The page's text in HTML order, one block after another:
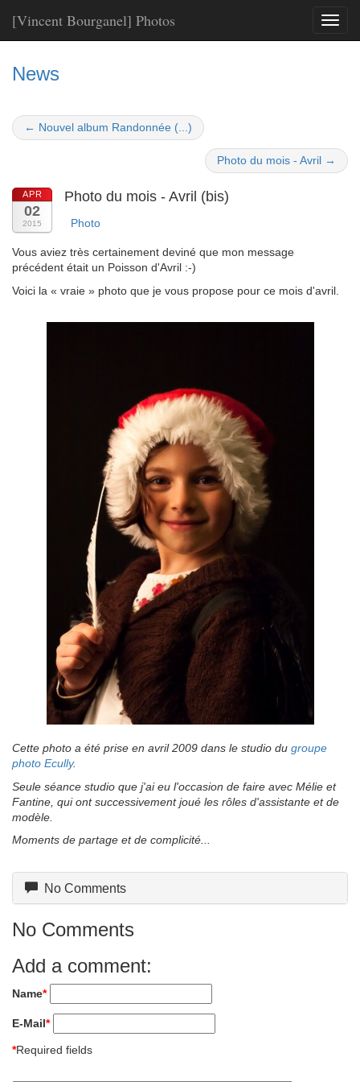
Toggle
[Vincent Bourganel] Photos
News
← Nouvel album Randonnée (...)
Photo du mois - Avril →
APR
02
2015
Photo du mois - Avril (bis)
Photo
Vous aviez très certainement deviné que mon message
précédent était un Poisson d'Avril :-)
Voici la « vraie » photo que je vous propose pour ce mois d'avril.
Cette photo a été prise en avril 2009 dans le studio du groupe
photo Ecully.
Seule séance studio que j'ai eu l'occasion de faire avec Mélie et
Fantine, qui ont successivement joué les rôles d'assistante et de
modèle.
Moments de partage et de complicité...
No Comments
No Comments
Add a comment:
Name*
E-Mail*
*Required fields